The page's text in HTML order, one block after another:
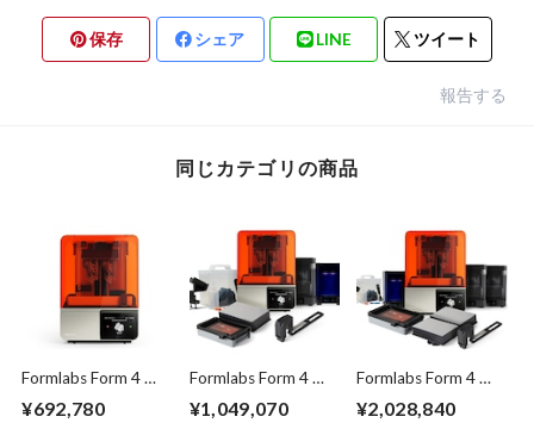
保存 シェア LINE ツイート
報告する
同じカテゴリの商品
Formlabs Form 4 ベ
¥692,780
Formlabs Form 4 コ
ジ
¥1,049,070
Formlabs Form 4 プ
¥2,028,840